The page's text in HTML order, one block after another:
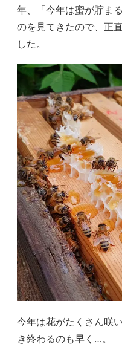
年、「今年は蜜が貯ま
のを見てきたので、正
した。
今年は花がたくさん咲
き終わるのも早く…。